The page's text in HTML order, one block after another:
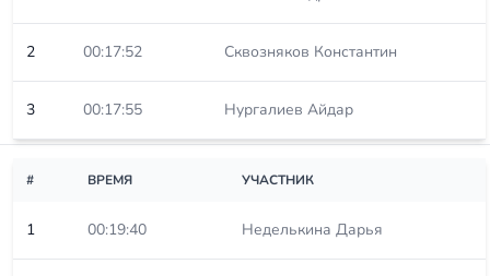
2 00:17:52 Сквозняков Константин
3 00:17:55 Нургалиев Айдар
# ВРЕМЯ УЧАСТНИК
1 00:19:40 Неделькина Дарья